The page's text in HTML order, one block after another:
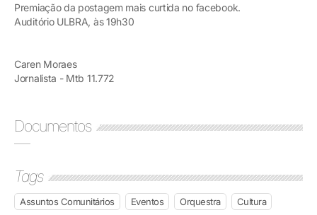
Premiação da postagem mais curtida no facebook.
Auditório ULBRA, às 19h30
Caren Moraes
Jornalista - Mtb 11.772
Documentos
Tags
Assuntos Comunitários Eventos Orquestra Cultura